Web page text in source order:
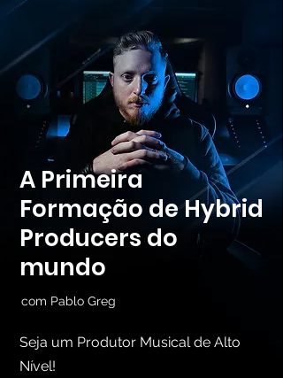
A Primeira
Formação de Hybrid
Producers do
mundo
com Pablo Greg
Seja um Produtor Musical de Alto
Nível!